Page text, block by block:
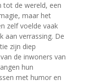
tot de wereld, een
maar het
zelf voelde vaak
aan verrassing. De
zijn diep
de inwoners van
hun
met humor en